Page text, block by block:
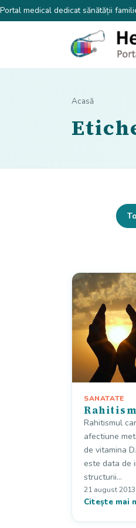
Portal medical dedicat sănătății
Acasă
SANATATE
Rahitismul
afectiune
de vitamina
este data de
structurii…
21 august 2013
Citește mai